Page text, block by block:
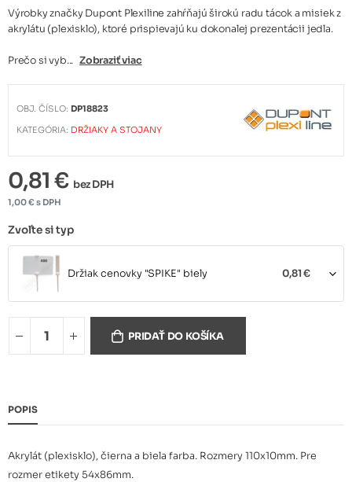
Výrobky značky Dupont Plexiline zahŕňajú širokú radu tácok a misiek z
akrylátu (plexisklo), ktoré prispievajú ku dokonalej prezentácii jedla.
Prečo si vyb... Zobraziť viac
OBJ. ČÍSLO: DP18823
KATEGÓRIA: DRŽIAKY A STOJANY
0,81 € bez DPH
1,00 € s DPH
Zvoľte si typ
Držiak cenovky "SPIKE" biely 0,81 €
Držiak cenovky "SPIKE" čierny
PRIDAŤ DO KOŠÍKA
POPIS
Akrylát (plexisklo), čierna a biela farba. Rozmery 110x10mm. Pre
rozmer etikety 54x86mm.